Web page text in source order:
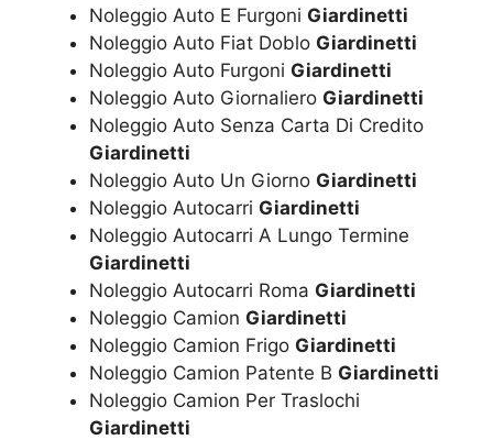
Noleggio Auto E Furgoni Giardinetti
Noleggio Auto Fiat Doblo Giardinetti
Noleggio Auto Furgoni Giardinetti
Noleggio Auto Giornaliero Giardinetti
Noleggio Auto Senza Carta Di Credito
Giardinetti
Noleggio Auto Un Giorno Giardinetti
Noleggio Autocarri Giardinetti
Noleggio Autocarri A Lungo Termine
Giardinetti
Noleggio Autocarri Roma Giardinetti
Noleggio Camion Giardinetti
Noleggio Camion Frigo Giardinetti
Noleggio Camion Patente B Giardinetti
Noleggio Camion Per Traslochi
Giardinetti